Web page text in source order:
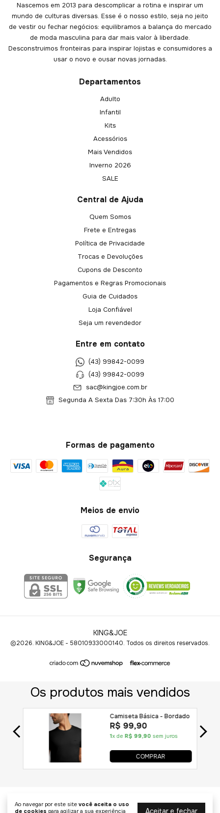
Ao navegar por este site você aceita o uso
de cookies para agilizar a sua experiência Aceitar e fechar
Nascemos em 2013 para descomplicar a rotina e inspirar um
mundo de culturas diversas. Esse é o nosso estilo, seja no jeito
de vestir ou fechar negócios: equilibramos a balança do mercado
de moda masculina para dar mais valor à liberdade.
Desconstruimos fronteiras para inspirar lojistas e consumidores a
usar o novo e ousar novas jornadas.
Departamentos
Adulto
Infantil
Kits
Acessórios
Mais Vendidos
Inverno 2026
SALE
Central de Ajuda
Quem Somos
Frete e Entregas
Política de Privacidade
Trocas e Devoluções
Cupons de Desconto
Pagamentos e Regras Promocionais
Guia de Cuidados
Loja Confiável
Seja um revendedor
Entre em contato
(43) 99842-0099
(43) 99842-0099
sac@kingjoe.com.br
Segunda A Sexta Das 7:30h Às 17:00
Formas de pagamento
Meios de envio
Segurança
KING&JOE
©2026. KING&JOE - 58010933000140. Todos os direitos reservados.